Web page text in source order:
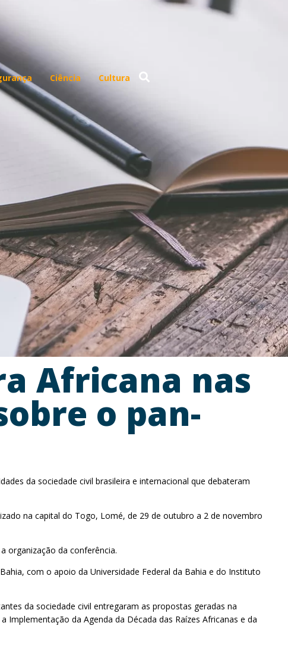
Ciência Cultura
Africana nas
o pan-
da sociedade civil brasileira e internacional que debateram
na capital do Togo, Lomé, de 29 de outubro a 2 de novembro
organização da conferência.
com o apoio da Universidade Federal da Bahia e do Instituto
da sociedade civil entregaram as propostas geradas na
da Agenda da Década das Raízes Africanas e da